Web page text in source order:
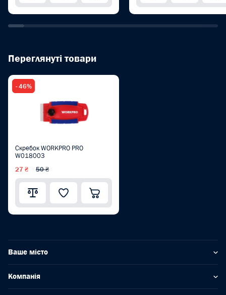
Переглянуті товари
- 46%
Скребок WORKPRO PRO
W018003
27 ₴ 50 ₴
Ваше місто
Компанія